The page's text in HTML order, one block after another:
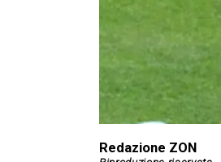
Redazione ZON